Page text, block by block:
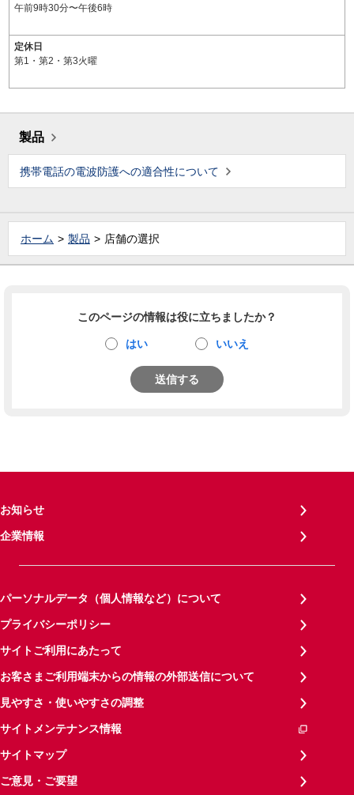
午前9時30分〜午後6時
定休日
第1・第2・第3火曜
製品
携帯電話の電波防護への適合性について
ホーム 製品 店舗の選択
このページの情報は役に立ちましたか？
はい いいえ
送信する
お知らせ
企業情報
パーソナルデータ（個人情報など）について
プライバシーポリシー
サイトご利用にあたって
お客さまご利用端末からの情報の外部送信について
見やすさ・使いやすさの調整
サイトメンテナンス情報
サイトマップ
ご意見・ご要望